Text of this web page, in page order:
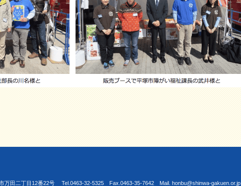
田二丁目12番22号 Tel.0463-32-5325 Fax.0463-35-7642 Mail. honbu@shinwa-gakuen.or.jp